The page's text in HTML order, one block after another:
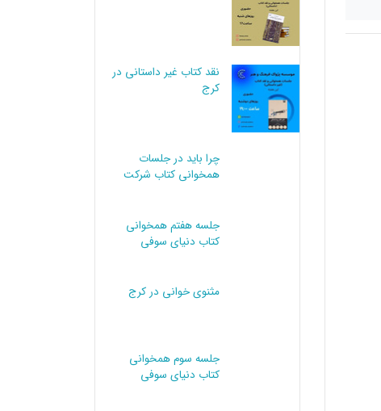
نقد کتاب غیر داستانی در
کرج
چرا باید در جلسات
همخوانی کتاب شرکت
جلسه هفتم همخوانی
کتاب دنیای سوفی
مثنوی خوانی در کرج
جلسه سوم همخوانی
کتاب دنیای سوفی